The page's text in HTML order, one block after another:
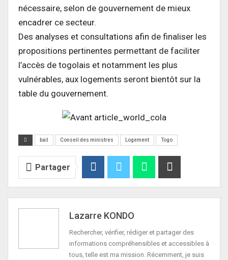
nécessaire, selon de gouvernement de mieux
encadrer ce secteur.
Des analyses et consultations afin de finaliser les
propositions pertinentes permettant de faciliter
l’accès de togolais et notamment les plus
vulnérables, aux logements seront bientôt sur la
table du gouvernement.
bail Conseil des ministres Logement Togo
Partager
Lazarre KONDO
Rechercher, vérifier, rédiger et partager des
informations compréhensibles et accessibles à
tous, telle est ma mission. Récemment, je suis